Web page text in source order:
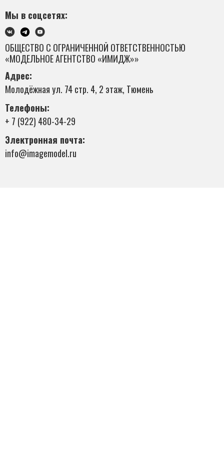
Мы в соцсетях:
ОБЩЕСТВО С ОГРАНИЧЕННОЙ ОТВЕТСТВЕННОСТЬЮ
«МОДЕЛЬНОЕ АГЕНТСТВО «ИМИДЖ»»
Адрес:
Молодёжная ул. 74 стр. 4, 2 этаж, Тюмень
Телефоны:
+ 7 (922) 480-34-29
Электронная почта:
info@imagemodel.ru